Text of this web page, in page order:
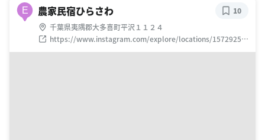
E 農家民宿ひらさわ
千葉県夷隅郡大多喜町平沢１１２４
https://www.instagram.com/explore/locations/15729256
4959405
10